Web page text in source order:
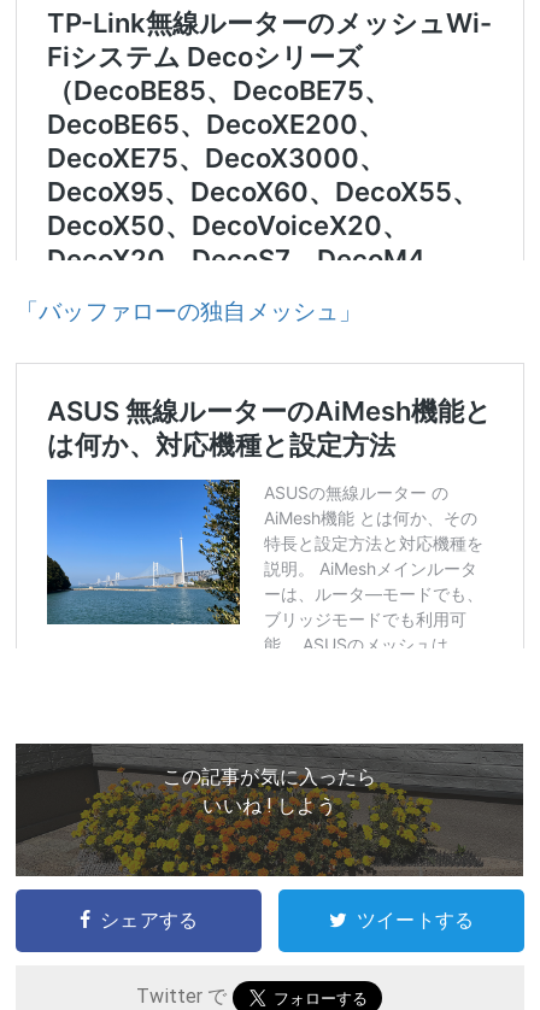
「バッファローの独自メッシュ」
この記事が気に入ったら
いいね ! しよう
シェアする ツイートする
Twitter で